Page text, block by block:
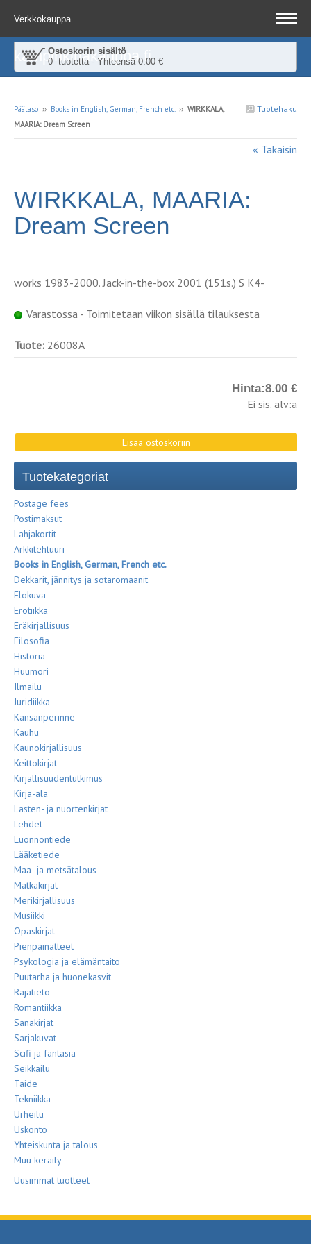
Verkkokauppa
Ostoskorin sisältö
0 tuotetta - Yhteensä 0.00 €
kampinkirjakauppa.fi
Tuotehaku
Päätaso ›› Books in English, German, French etc.›› WIRKKALA,
MAARIA: Dream Screen
« Takaisin
WIRKKALA, MAARIA:
Dream Screen
works 1983-2000. Jack-in-the-box 2001 (151s.) S K4-
Varastossa - Toimitetaan viikon sisällä tilauksesta
Tuote: 26008A
Hinta:8.00 €
Ei sis. alv:a
Tuotekategoriat
Postage fees
Postimaksut
Lahjakortit
Arkkitehtuuri
Books in English, German, French etc.
Dekkarit, jännitys ja sotaromaanit
Elokuva
Erotiikka
Eräkirjallisuus
Filosofia
Historia
Huumori
Ilmailu
Juridiikka
Kansanperinne
Kauhu
Kaunokirjallisuus
Keittokirjat
Kirjallisuudentutkimus
Kirja-ala
Lasten- ja nuortenkirjat
Lehdet
Luonnontiede
Lääketiede
Maa- ja metsätalous
Matkakirjat
Merikirjallisuus
Musiikki
Opaskirjat
Pienpainatteet
Psykologia ja elämäntaito
Puutarha ja huonekasvit
Rajatieto
Romantiikka
Sanakirjat
Sarjakuvat
Scifi ja fantasia
Seikkailu
Taide
Tekniikka
Urheilu
Uskonto
Yhteiskunta ja talous
Muu keräily
Uusimmat tuotteet